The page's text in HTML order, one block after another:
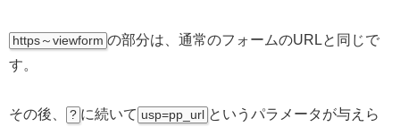
https～viewform の部分は、通常のフォームのURLと同じで
す。
その後、 ? に続いて usp=pp_url というパラメータが与えら